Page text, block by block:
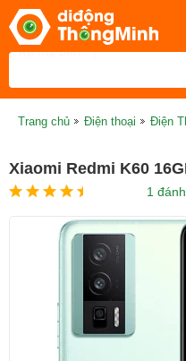
Trang chủ Điện thoại Điện
Xiaomi Redmi K60
1